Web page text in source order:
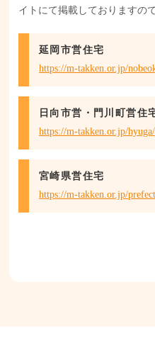
イトにて掲載しておりますの
延岡市営住宅
https://m-takken.or.jp/
日向市営・門川町営住
https://m-takken.or.jp/hyuga/
宮崎県営住宅
https://m-takken.or.jp/